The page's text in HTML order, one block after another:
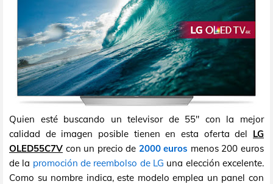
Quien esté buscando un televisor de 55" con la mejor
calidad de imagen posible tienen en esta oferta del LG
OLED55C7V con un precio de 2000 euros menos 200 euros
de la promoción de reembolso de LG una elección excelente.
Como su nombre indica, este modelo emplea un panel con